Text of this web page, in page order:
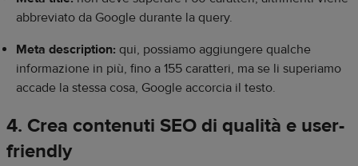
abbreviato da Google durante la query.
Meta description: qui, possiamo aggiungere qualche
informazione in più, fino a 155 caratteri, ma se li superiamo
accade la stessa cosa, Google accorcia il testo.
4. Crea contenuti SEO di qualità e user-
friendly